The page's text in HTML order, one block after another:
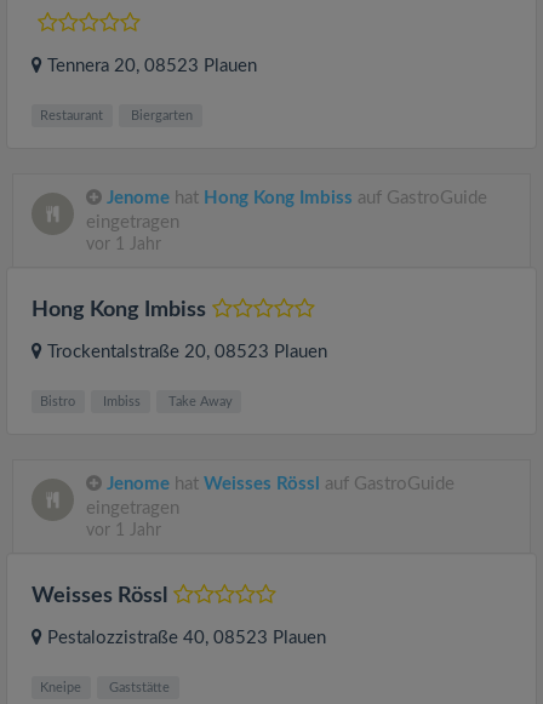
Tennera 20, 08523 Plauen
Restaurant Biergarten
Jenome hat Hong Kong Imbiss auf GastroGuide
eingetragen
vor 1 Jahr
Hong Kong Imbiss
Trockentalstraße 20, 08523 Plauen
Bistro Imbiss Take Away
Jenome hat Weisses Rössl
auf GastroGuide
eingetragen
vor 1 Jahr
Weisses Rössl
Pestalozzistraße 40, 08523 Plauen
Kneipe Gaststätte